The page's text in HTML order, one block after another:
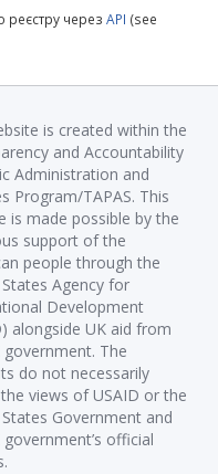
через API (see
is created within the
and Accountability
Administration and
Program/TAPAS. This
is made possible by the
support of the
people through the
Agency for
Development
alongside UK aid from
government. The
do not necessarily
views of USAID or the
Government and
official